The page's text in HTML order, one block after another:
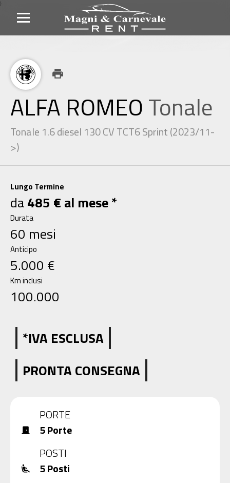
}
print
ALFA ROMEOTonale
Tonale 1.6 diesel 130 CV TCT6 Sprint (2023/11-
>)
Lungo Termine
da485 € al mese *
Durata
60 mesi
Anticipo
5.000 €
Km inclusi
100.000
*IVA ESCLUSA
PRONTA CONSEGNA
PORTE
door_front
5 Porte
POSTI
airline_seat_recline_extra
5 Posti